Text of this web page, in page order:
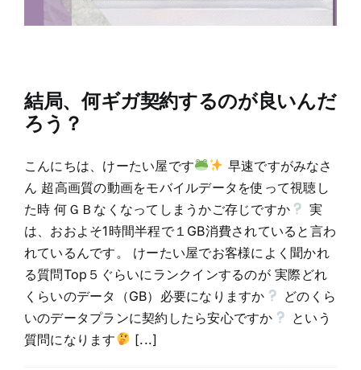
結局、何ギガ契約するのが良いんだ
ろう？
こんにちは、けーたい屋です
早速ですがみなさ
ん 超高画質の動画をモバイルデータを使って視聴し
た時 何ＧＢなくなってしまうかご存じですか
実
は、おおよそ1時間半程で１GB消費されていると言わ
れているんです。 けーたい屋でお客様によく聞かれ
る質問Top５ぐらいにランクインするのが 実際どれ
くらいのデータ（GB）必要になりますか
どのくら
いのデータプランに契約したら安心ですか
という
質問になります
[...]